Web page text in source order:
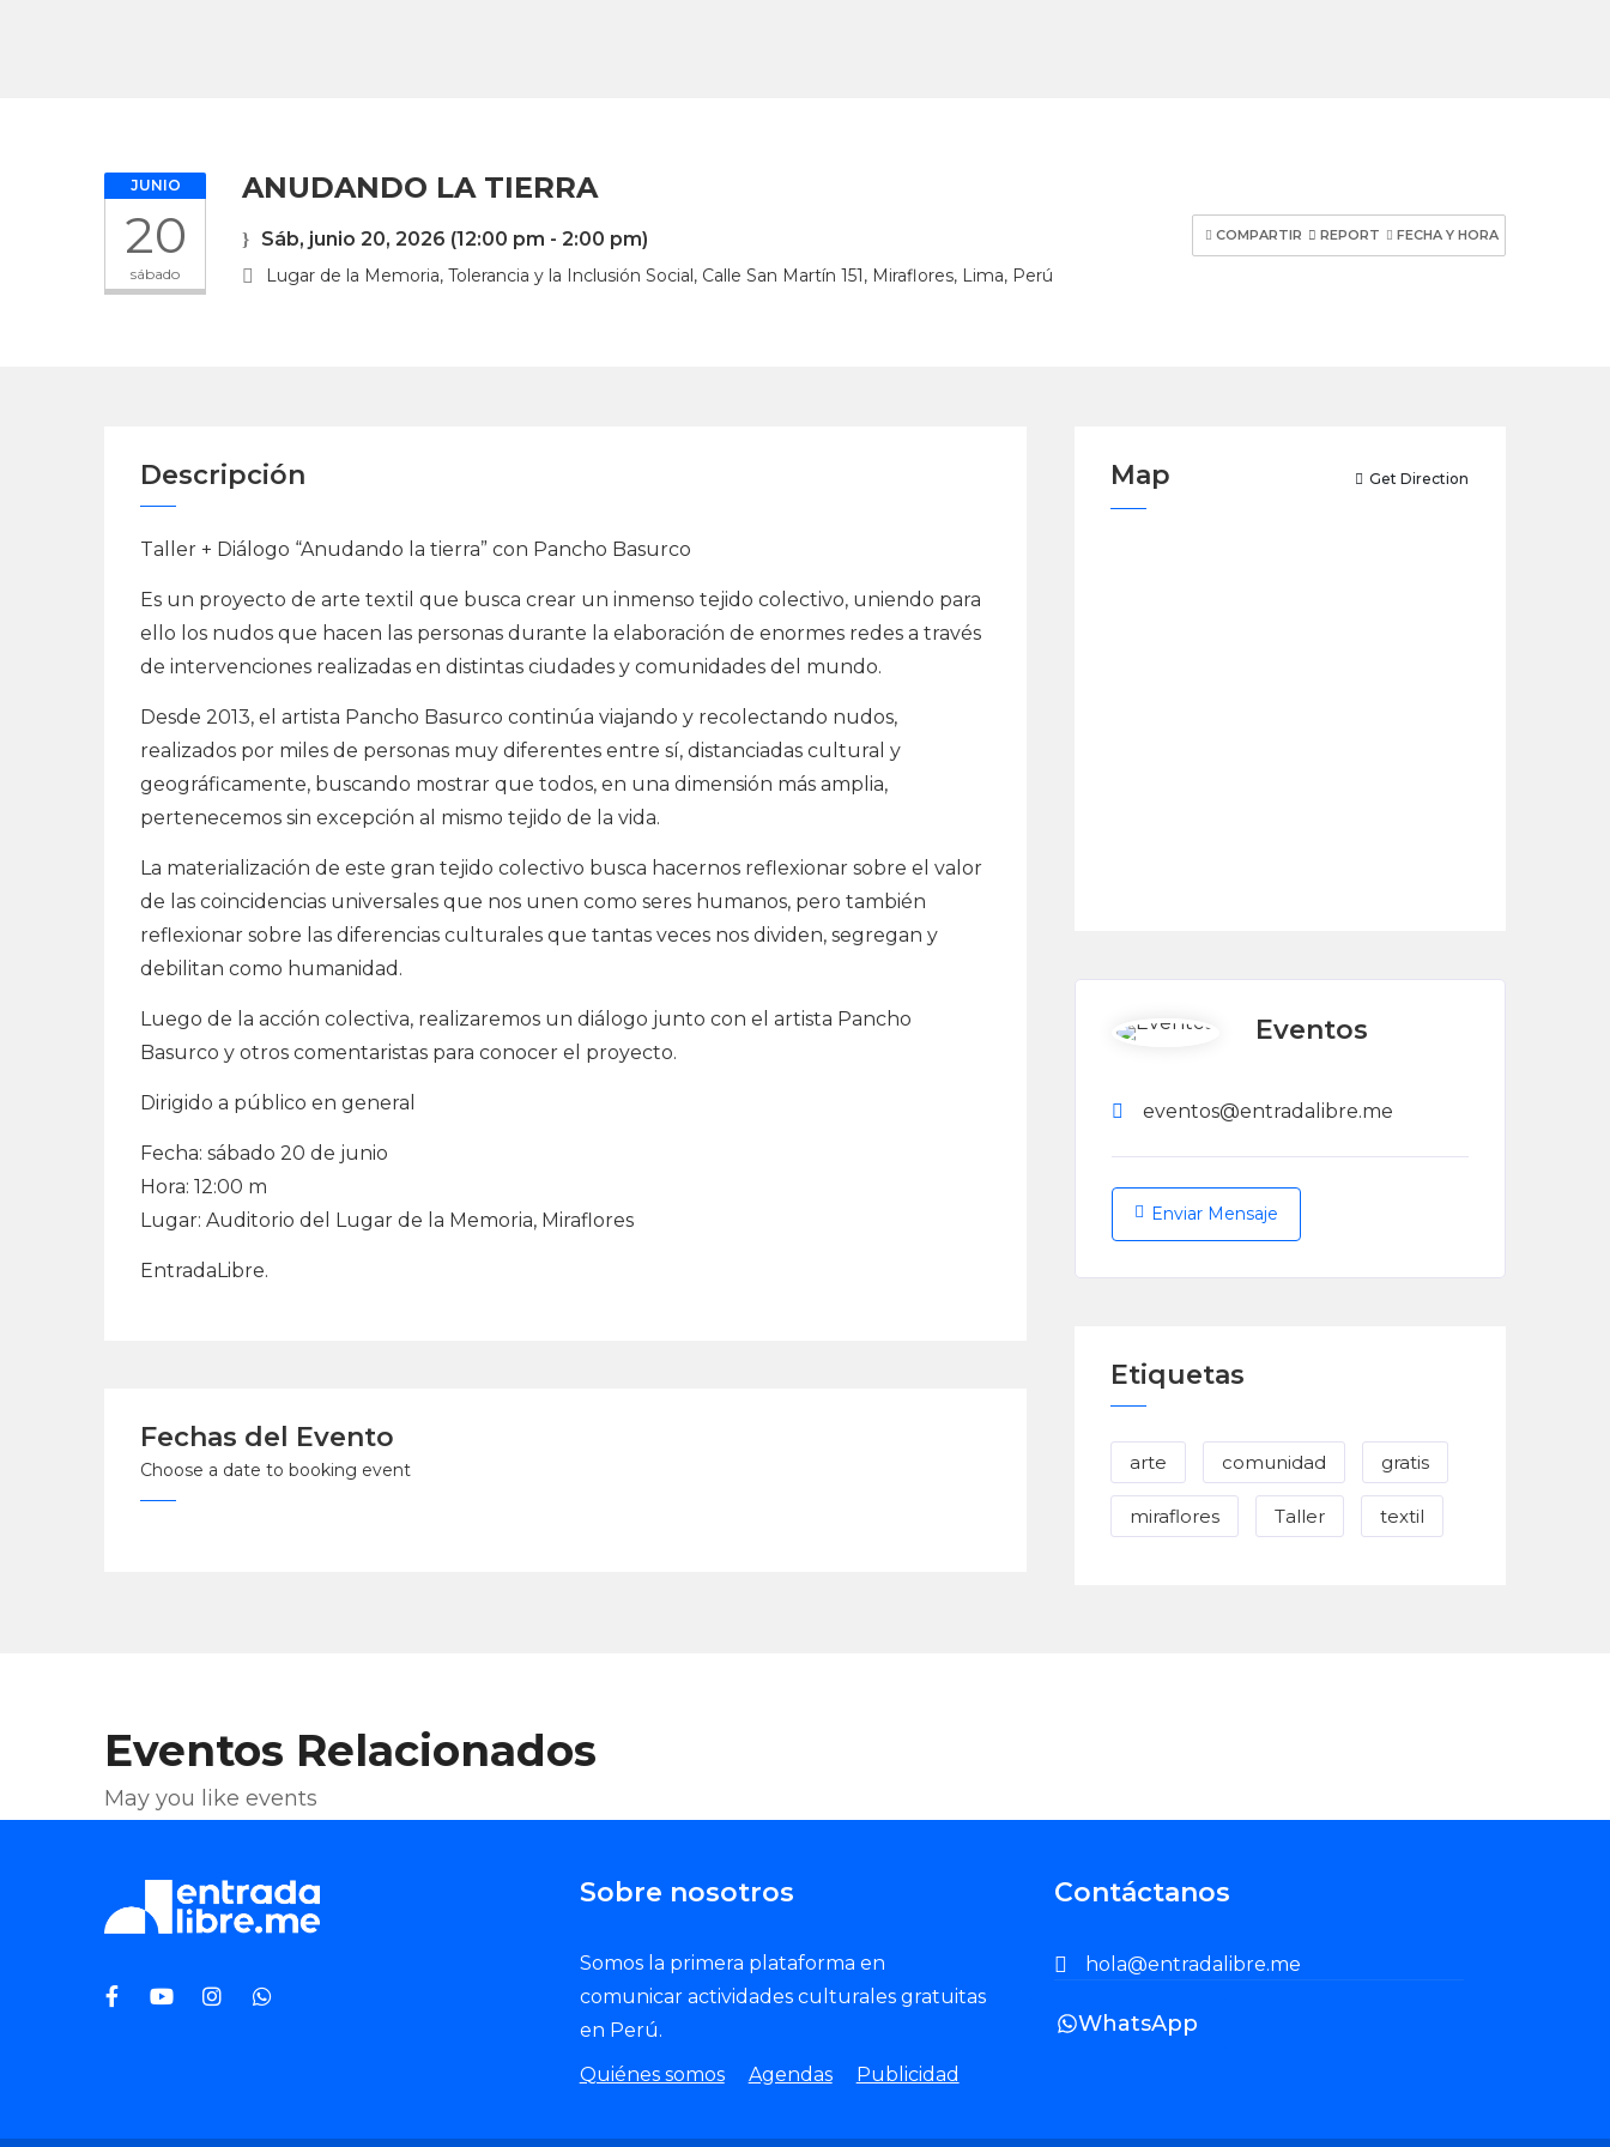
JUNIO
20
sábado
ANUDANDO LA TIERRA
Sáb, junio 20, 2026 (12:00 pm - 2:00 pm)
Lugar de la Memoria, Tolerancia y la Inclusión Social, Calle San Martín 151, Miraflores, Lima, Perú
COMPARTIR REPORT FECHA Y HORA
Descripción
Taller + Diálogo “Anudando la tierra” con Pancho Basurco
Es un proyecto de arte textil que busca crear un inmenso tejido colectivo, uniendo para
ello los nudos que hacen las personas durante la elaboración de enormes redes a través
de intervenciones realizadas en distintas ciudades y comunidades del mundo.
Desde 2013, el artista Pancho Basurco continúa viajando y recolectando nudos,
realizados por miles de personas muy diferentes entre sí, distanciadas cultural y
geográficamente, buscando mostrar que todos, en una dimensión más amplia,
pertenecemos sin excepción al mismo tejido de la vida.
La materialización de este gran tejido colectivo busca hacernos reflexionar sobre el valor
de las coincidencias universales que nos unen como seres humanos, pero también
reflexionar sobre las diferencias culturales que tantas veces nos dividen, segregan y
debilitan como humanidad.
Luego de la acción colectiva, realizaremos un diálogo junto con el artista Pancho
Basurco y otros comentaristas para conocer el proyecto.
Dirigido a público en general
Fecha: sábado 20 de junio
Hora: 12:00 m
Lugar: Auditorio del Lugar de la Memoria, Miraflores
EntradaLibre.
Fechas del Evento
Choose a date to booking event
Map Get Direction
Eventos
eventos@entradalibre.me
Enviar Mensaje
Enviar Correo
Etiquetas
arte comunidad gratis
miraflores Taller textil
Eventos Relacionados
May you like events
Sobre nosotros
Somos la primera plataforma en
comunicar actividades culturales gratuitas
en Perú.
Quiénes somos
Agendas Publicidad
Contáctanos
hola@entradalibre.me
WhatsApp